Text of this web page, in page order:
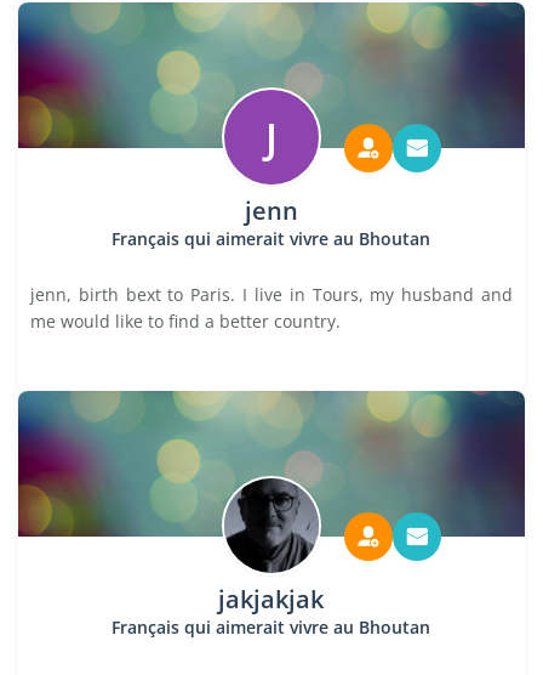
J
jenn
Français qui aimerait vivre au Bhoutan
jenn, birth bext to Paris. I live in Tours, my husband and
me would like to find a better country.
jakjakjak
Français qui aimerait vivre au Bhoutan